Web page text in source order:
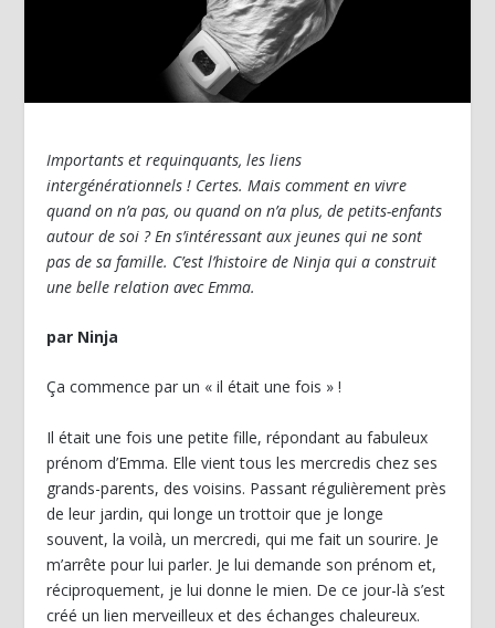
Importants et requinquants, les liens
intergénérationnels ! Certes. Mais comment en vivre
quand on n’a pas, ou quand on n’a plus, de petits-enfants
autour de soi ? En s’intéressant aux jeunes qui ne sont
pas de sa famille. C’est l’histoire de Ninja qui a construit
une belle relation avec Emma.
par Ninja
Ça commence par un « il était une fois » !
Il était une fois une petite fille, répondant au fabuleux
prénom d’Emma. Elle vient tous les mercredis chez ses
grands-parents, des voisins. Passant régulièrement près
de leur jardin, qui longe un trottoir que je longe
souvent, la voilà, un mercredi, qui me fait un sourire. Je
m’arrête pour lui parler. Je lui demande son prénom et,
réciproquement, je lui donne le mien. De ce jour-là s’est
créé un lien merveilleux et des échanges chaleureux.